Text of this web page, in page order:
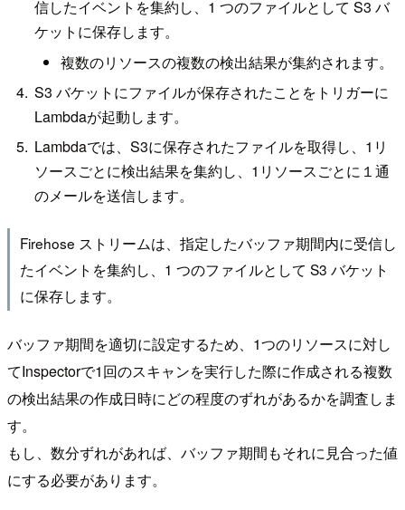
信したイベントを集約し、1 つのファイルとして S3 バ
ケットに保存します。
複数のリソースの複数の検出結果が集約されます。
S3 バケットにファイルが保存されたことをトリガーに
Lambdaが起動します。
Lambdaでは、S3に保存されたファイルを取得し、1リ
ソースごとに検出結果を集約し、1リソースごとに１通
のメールを送信します。
Firehose ストリームは、指定したバッファ期間内に受信し
たイベントを集約し、1 つのファイルとして S3 バケット
に保存します。
バッファ期間を適切に設定するため、1つのリソースに対し
てInspectorで1回のスキャンを実行した際に作成される複数
の検出結果の作成日時にどの程度のずれがあるかを調査しま
す。
もし、数分ずれがあれば、バッファ期間もそれに見合った値
にする必要があります。